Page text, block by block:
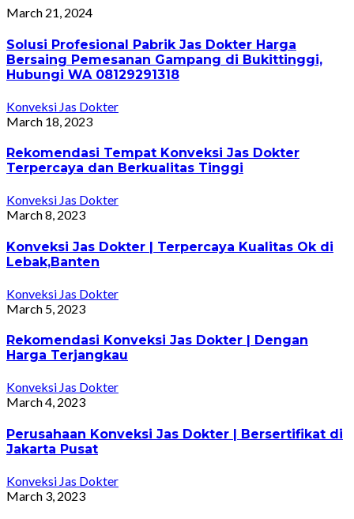
March 21, 2024
Solusi Profesional Pabrik Jas Dokter Harga
Bersaing Pemesanan Gampang di Bukittinggi,
Hubungi WA 08129291318
Konveksi Jas Dokter
March 18, 2023
Rekomendasi Tempat Konveksi Jas Dokter
Terpercaya dan Berkualitas Tinggi
Konveksi Jas Dokter
March 8, 2023
Konveksi Jas Dokter | Terpercaya Kualitas Ok di
Lebak,Banten
Konveksi Jas Dokter
March 5, 2023
Rekomendasi Konveksi Jas Dokter | Dengan
Harga Terjangkau
Konveksi Jas Dokter
March 4, 2023
Perusahaan Konveksi Jas Dokter | Bersertifikat di
Jakarta Pusat
Konveksi Jas Dokter
March 3, 2023